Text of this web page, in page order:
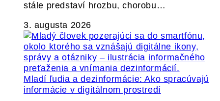
stále predstaví hrozbu, chorobu…
3. augusta 2026
Mladí ľudia a dezinformácie: Ako spracúvajú
informácie v digitálnom prostredí